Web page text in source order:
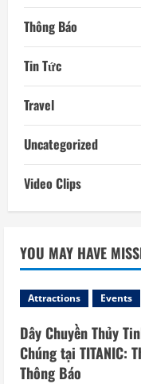
Thông Báo
Tin Tức
Travel
Uncategorized
Video Clips
YOU MAY HAVE
Attractions Events
Dây Chuyền Thủy
Chúng tại TITANIC:
Thông Báo